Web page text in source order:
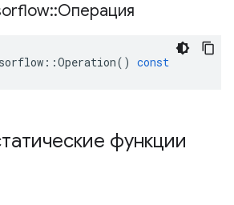
::Операция
::Operation() const
функции